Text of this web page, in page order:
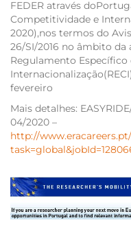
FEDER através
Competitividade e
2020),nos termos do
26/SI/2016 no âmbito da
Regulamento
fevereiro
Mais detalhes:
04/2020 –
http://